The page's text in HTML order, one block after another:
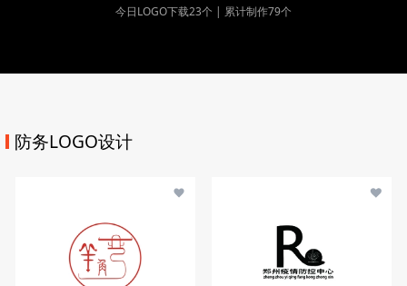
今日LOGO下载23个 | 累计制作79个
防务LOGO设计